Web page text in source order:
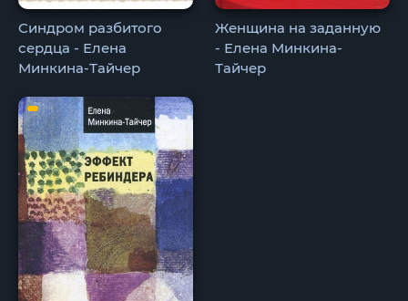
Синдром разбитого
сердца - Елена
Минкина-Тайчер
Женщина на заданную
- Елена Минкина-
Тайчер